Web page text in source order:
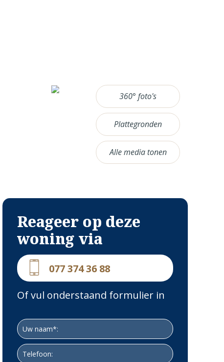
360° foto's
Plattegronden
Alle media tonen
Reageer op deze
woning via
077 374 36 88
Of vul onderstaand formulier in